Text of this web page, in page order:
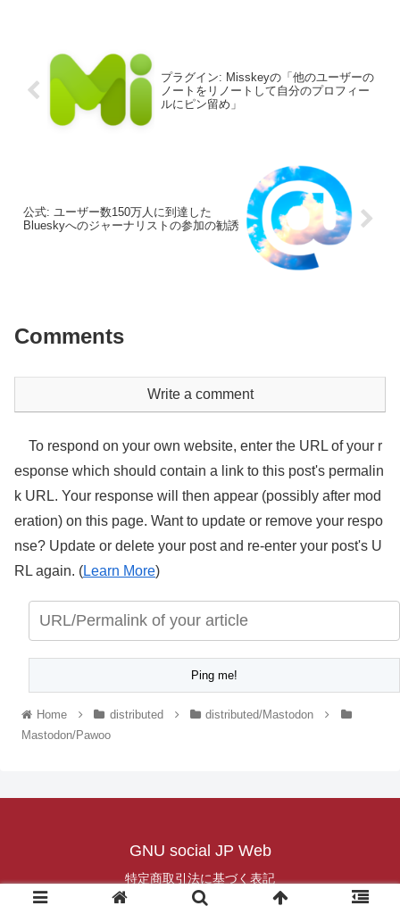
プラグイン: Misskeyの「他のユーザーの
ノートをリノートして自分のプロフィー
ルにピン留め」
公式: ユーザー数150万人に到達した
Blueskyへのジャーナリストの参加の勧誘
Comments
Write a comment
To respond on your own website, enter the URL of your r
esponse which should contain a link to this post's permalin
k URL. Your response will then appear (possibly after mod
eration) on this page. Want to update or remove your respo
nse? Update or delete your post and re-enter your post's U
RL again. (Learn More)
Home distributed
distributed/Mastodon
Mastodon/Pawoo
GNU social JP Web
特定商取引法に基づく表記